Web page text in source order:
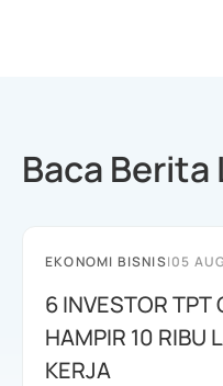
Baca Berita
EKONOMI BISNIS|05
6 INVESTOR TPT
HAMPIR 10 RIBU
KERJA